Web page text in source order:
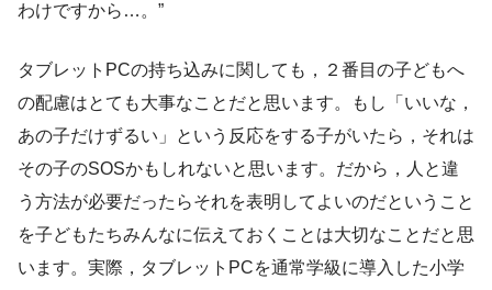
わけですから…。”
タブレットPCの持ち込みに関しても，２番目の子どもへ
の配慮はとても大事なことだと思います。もし「いいな，
あの子だけずるい」という反応をする子がいたら，それは
その子のSOSかもしれないと思います。だから，人と違
う方法が必要だったらそれを表明してよいのだということ
を子どもたちみんなに伝えておくことは大切なことだと思
います。実際，タブレットPCを通常学級に導入した小学